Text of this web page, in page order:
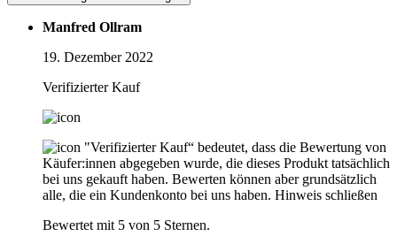
Manfred Ollram
19. Dezember 2022
Verifizierter Kauf
"Verifizierter Kauf“ bedeutet, dass die Bewertung von
Käufer:innen abgegeben wurde, die dieses Produkt tatsächlich
bei uns gekauft haben. Bewerten können aber grundsätzlich
alle, die ein Kundenkonto bei uns haben. Hinweis schließen
Bewertet mit 5 von 5 Sternen.